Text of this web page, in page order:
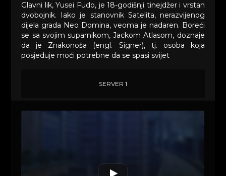
Glavni lik, Yusei Fudo, je 18-godišnji tinejdžer i vrstan
dvobojnik. Iako je stanovnik Satelita, nerazvijenog
dijela grada Neo Domina, veoma je nadaren. Boreći
se sa svojim suparnikom, Jackom Atlasom, doznaje
da je Znakonoša (engl. Signer), tj. osoba koja
posjeduje moći potrebne da se spasi svijet
SERVER 1